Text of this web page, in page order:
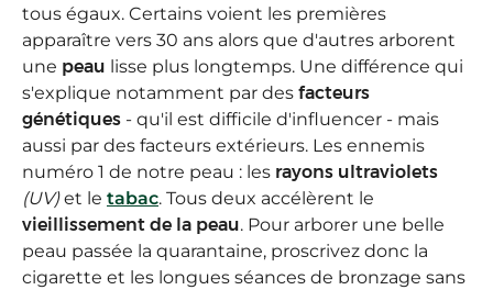
tous égaux. Certains voient les premières
apparaître vers 30 ans alors que d'autres arborent
une peau lisse plus longtemps. Une différence qui
s'explique notamment par des facteurs
génétiques - qu'il est difficile d'influencer - mais
aussi par des facteurs extérieurs. Les ennemis
numéro 1 de notre peau : les rayons ultraviolets
(UV)et le tabac. Tous deux accélèrent le
vieillissement de la peau. Pour arborer une belle
peau passée la quarantaine, proscrivez donc la
cigarette et les longues séances de bronzage sans